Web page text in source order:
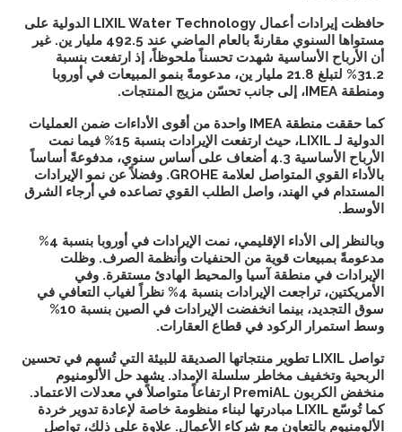
حافظت إيرادات أعمال LIXIL Water Technology الدولية على
مستواها السنوي مقارنةً بالعام الماضي عند 492.5 مليار ين. غير
أن الأرباح الأساسية شهدت تحسناً ملحوظاً، إذ ارتفعت بنسبة
31.2% لتبلغ 21.8 مليار ين، مدعومةً بنمو المبيعات في أوروبا
ومنطقة IMEA، إلى جانب تحسّن مزيج المنتجات.
كما حققت منطقة IMEA واحدة من أقوى الأداءات ضمن العمليات
الدولية لـ LIXIL، حيث ارتفعت الإيرادات بنسبة 15% فيما نمت
الأرباح الأساسية 4.3 أضعاف على أساس سنوي، مدفوعةً أساساً
بالأداء القوي المتواصل لعلامة GROHE. وفضلاً عن نمو الإيرادات
المستدام في الهند، واصل الطلب القوي تصاعده في أرجاء الشرق
الأوسط.
وبالنظر إلى الأداء الإقليمي، نمت الإيرادات في أوروبا بنسبة 4%
مدعومةً بمبيعات قوية من الحنفيات وأنظمة الصرف. وظلت
الإيرادات في منطقة آسيا والمحيط الهادئ مستقرة. وفي
الأمريكتين، تراجعت الإيرادات بنسبة 4% نظراً لغياب التعافي في
سوق التجديد، بينما انخفضت الإيرادات في الصين بنسبة 10%
وسط استمرار الركود في قطاع العقارات.
تواصل LIXIL تطوير منتجاتها الصديقة للبيئة التي تُسهم في تحسين
الربحية وتخفيف مخاطر سلسلة الإمداد. يشهد حل الألومنيوم
منخفض الكربون PremiAL ارتفاعاً متواصلاً في معدلات الاعتماد.
كما تُوسّع LIXIL مبادرتها لبناء منظومة خاصة لإعادة تدوير خردة
الألومنيوم بالتعاون مع شركاء الأعمال. علاوة على ذلك، تواصل